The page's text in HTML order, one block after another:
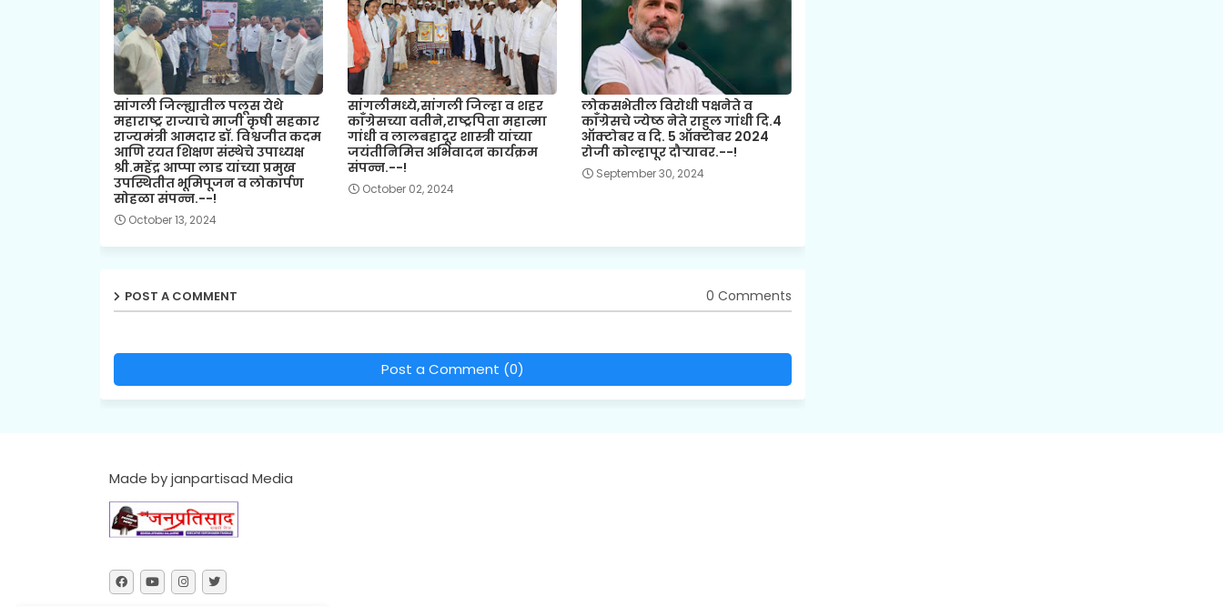
सांगली जिल्ह्यातील पलूस येथे
महाराष्ट्र राज्याचे माजी कृषी सहकार
राज्यमंत्री आमदार डॉ. विश्वजीत कदम
आणि रयत शिक्षण संस्थेचे उपाध्यक्ष
श्री.महेंद्र आप्पा लाड यांच्या प्रमुख
उपस्थितीत भूमिपूजन व लोकार्पण
सोहळा संपन्न.--!
October 13, 2024
सांगलीमध्ये,सांगली जिल्हा व शहर
काँग्रेसच्या वतीने,राष्ट्रपिता महात्मा
गांधी व लालबहादूर शास्त्री यांच्या
जयंतीनिमित्त अभिवादन कार्यक्रम
संपन्न.--!
October 02, 2024
लोकसभेतील विरोधी पक्षनेते व
काँग्रेसचे ज्येष्ठ नेते राहुल गांधी दि.4
ऑक्टोबर व दि. 5 ऑक्टोबर 2024
रोजी कोल्हापूर दौऱ्यावर.--!
September 30, 2024
POST A COMMENT 0 Comments
Post a Comment (0)
Made by janpartisad Media